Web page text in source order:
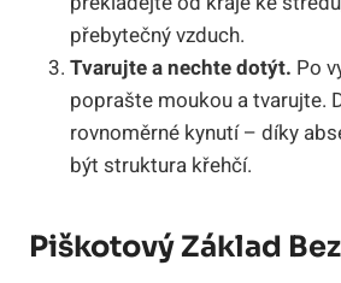
přebytečný vzduch.
Tvarujte a nechte dotýt. Po
poprašte moukou a tvarujte.
rovnoměrné kynutí – díky
být struktura křehčí.
Piškotový Základ